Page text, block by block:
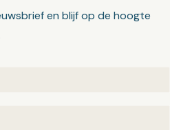
en blijf op de hoogte